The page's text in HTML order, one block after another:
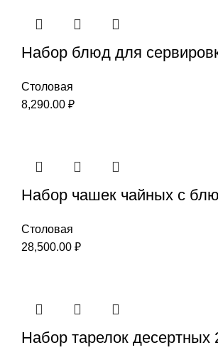
Набор блюд для
Столовая
8,290.00 ₽
Набор чашек чайных с
Столовая
28,500.00 ₽
Набор тарелок